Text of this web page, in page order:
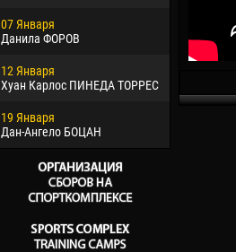
07 Января
Данила ФОРОВ
12 Января
Хуан Карлос ПИНЕДА ТОРРЕС
19 Января
Дан-Ангело БОЦАН
Самба
26 Марта